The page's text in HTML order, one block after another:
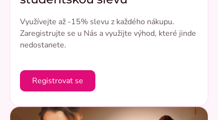
Využívejte až -15% slevu z každého nákupu.
Zaregistrujte se u Nás a využijte výhod, které jinde
nedostanete.
Registrovat se